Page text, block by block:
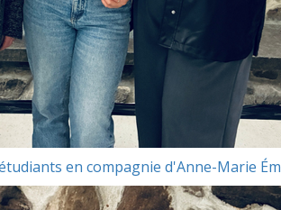
en compagnie d'Anne-Marie